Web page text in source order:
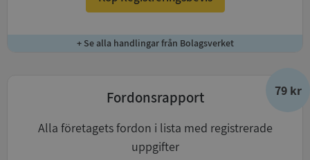
+ Se alla handlingar från Bolagsverket
79 kr
Fordonsrapport
Alla företagets fordon i lista med registrerade
uppgifter